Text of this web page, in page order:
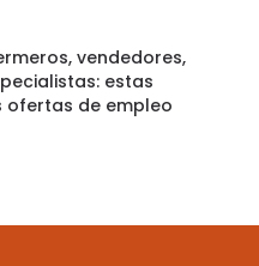
vendedores,
estas
ofertas de empleo